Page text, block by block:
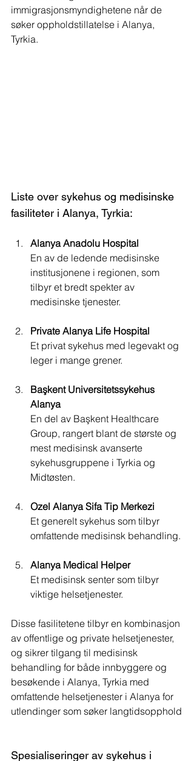
immigrasjonsmyndighetene når de
søker oppholdstillatelse i Alanya,
Tyrkia.
Liste over sykehus og medisinske
fasiliteter i Alanya, Tyrkia:
Alanya Anadolu Hospital
En av de ledende medisinske
institusjonene i regionen, som
tilbyr et bredt spekter av
medisinske tjenester.
Private Alanya Life Hospital
Et privat sykehus med legevakt og
leger i mange grener.
Başkent Universitetssykehus
Alanya
En del av Başkent Healthcare
Group, rangert blant de største og
mest medisinsk avanserte
sykehusgruppene i Tyrkia og
Midtøsten.
Ozel Alanya Sifa Tip Merkezi
Et generelt sykehus som tilbyr
omfattende medisinsk behandling.
Alanya Medical Helper
Et medisinsk senter som tilbyr
viktige helsetjenester.
Disse fasilitetene tilbyr en kombinasjon
av offentlige og private helsetjenester,
og sikrer tilgang til medisinsk
behandling for både innbyggere og
besøkende i Alanya, Tyrkia med
omfattende helsetjenester i Alanya for
utlendinger som søker langtidsopphold
Spesialiseringer av sykehus i